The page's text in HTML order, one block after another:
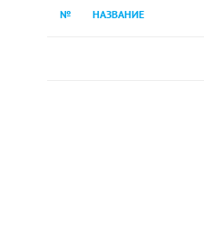
№ НАЗВАНИЕ